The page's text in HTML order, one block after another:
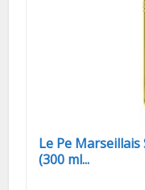
Le Pe
(300 ml...